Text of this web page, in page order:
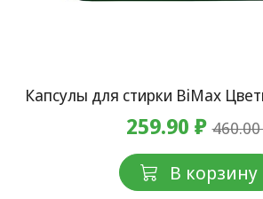
Капсулы для стирки BiMax
259.90 ₽
В корзину